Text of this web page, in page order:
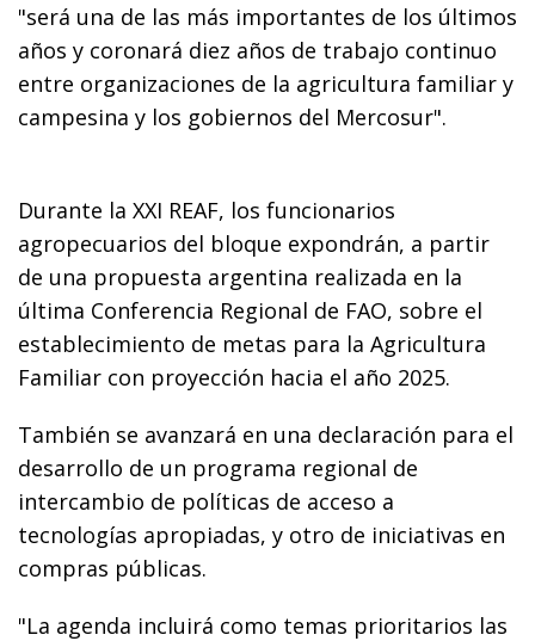
"será una de las más importantes de los últimos
años y coronará diez años de trabajo continuo
entre organizaciones de la agricultura familiar y
campesina y los gobiernos del Mercosur".
Durante la XXI REAF, los funcionarios
agropecuarios del bloque expondrán, a partir
de una propuesta argentina realizada en la
última Conferencia Regional de FAO, sobre el
establecimiento de metas para la Agricultura
Familiar con proyección hacia el año 2025.
También se avanzará en una declaración para el
desarrollo de un programa regional de
intercambio de políticas de acceso a
tecnologías apropiadas, y otro de iniciativas en
compras públicas.
"La agenda incluirá como temas prioritarios las